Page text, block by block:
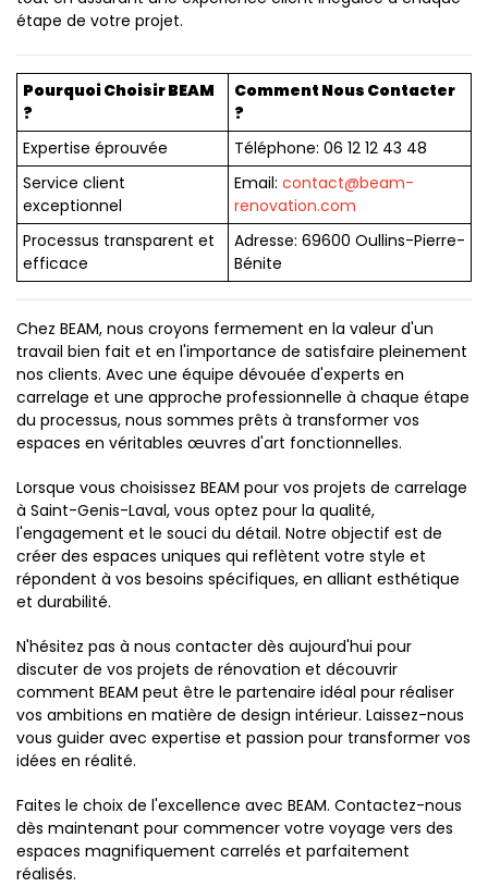
étape de votre projet.
Pourquoi Choisir BEAM
?
Comment Nous Contacter
?
Expertise éprouvée
Téléphone: 06 12 12 43 48
Service client
exceptionnel
Email: contact@beam-
renovation.com
Processus transparent et
efficace
Adresse: 69600 Oullins-Pierre-
Bénite
Chez BEAM, nous croyons fermement en la valeur d'un
travail bien fait et en l'importance de satisfaire pleinement
nos clients. Avec une équipe dévouée d'experts en
carrelage et une approche professionnelle à chaque étape
du processus, nous sommes prêts à transformer vos
espaces en véritables œuvres d'art fonctionnelles.
Lorsque vous choisissez BEAM pour vos projets de carrelage
à Saint-Genis-Laval, vous optez pour la qualité,
l'engagement et le souci du détail. Notre objectif est de
créer des espaces uniques qui reflètent votre style et
répondent à vos besoins spécifiques, en alliant esthétique
et durabilité.
N'hésitez pas à nous contacter dès aujourd'hui pour
discuter de vos projets de rénovation et découvrir
comment BEAM peut être le partenaire idéal pour réaliser
vos ambitions en matière de design intérieur. Laissez-nous
vous guider avec expertise et passion pour transformer vos
idées en réalité.
Faites le choix de l'excellence avec BEAM. Contactez-nous
dès maintenant pour commencer votre voyage vers des
espaces magnifiquement carrelés et parfaitement
réalisés.